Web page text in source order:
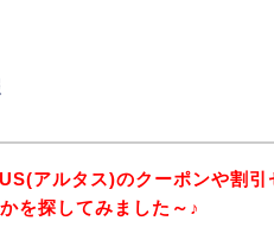
アルタス)のクーポンや割
を探してみました～♪